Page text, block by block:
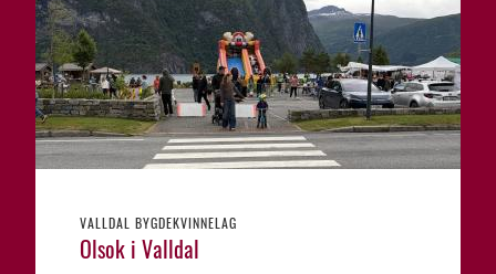
VALLDAL BYGDEKVINNELAG
Olsok i Valldal